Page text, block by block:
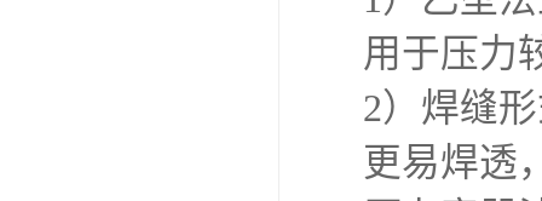
用于压力
2）焊缝
更易焊透